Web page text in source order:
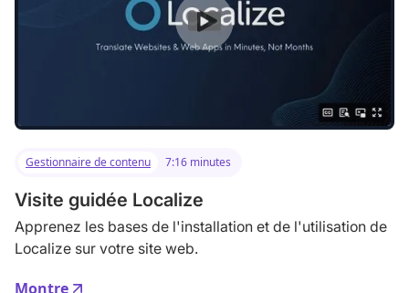
Gestionnaire de contenu 7:16 minutes
Visite guidée Localize
Apprenez les bases de l'installation et de l'utilisation de
Localize sur votre site web.
Montre